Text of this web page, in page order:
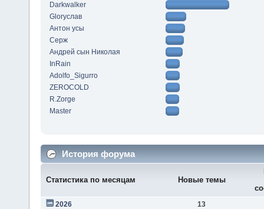
Darkwalker
Gloryслав
Антон усы
Серж
Андрей сын Николая
InRain
Adolfo_Sigurro
ZEROCOLD
R.Zorge
Master
История форума
Статистика по месяцам Новые темы
2026
13